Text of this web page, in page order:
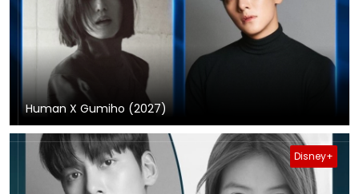
Human X Gumiho (2027)
Disney+